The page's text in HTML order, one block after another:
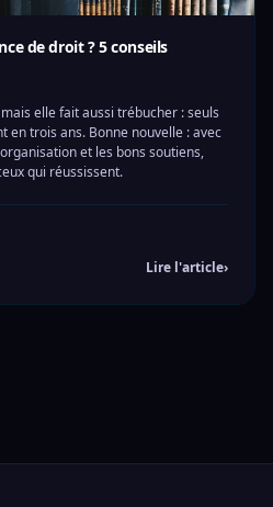
de droit ? 5 conseils
elle fait aussi trébucher : seuls
en trois ans. Bonne nouvelle : avec
et les bons soutiens,
qui réussissent.
Lire l'article›